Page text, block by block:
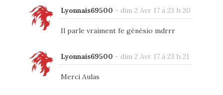
Lyonnais69500 - dim 2 Avr 17 à 23 h 20
Il parle vraiment fe génésio mdrrr
Lyonnais69500 - dim 2 Avr 17 à 23 h 21
Merci Aulas